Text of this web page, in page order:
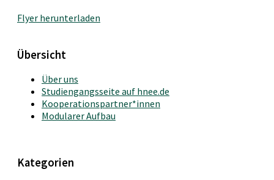
Flyer herunterladen
Übersicht
Über uns
Studiengangsseite auf hnee.de
Kooperationspartner*innen
Modularer Aufbau
Kategorien